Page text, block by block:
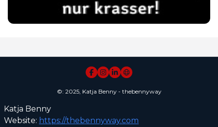
©: 2025, Katja Benny - thebennyway
Katja Benny
Website: https://thebennyway.com